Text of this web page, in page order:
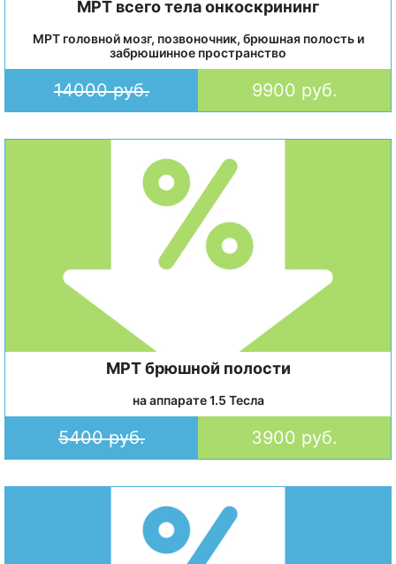
МРТ всего тела онкоскрининг
МРТ головной мозг, позвоночник, брюшная полость и
забрюшинное пространство
14000 руб. 9900 руб.
МРТ брюшной полости
на аппарате 1.5 Тесла
5400 руб. 3900 руб.